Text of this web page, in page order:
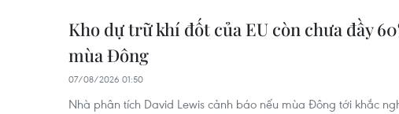
Kho dự trữ khí đốt của EU còn chưa đầy
mùa Đông
07/08/2026 01:50
Nhà phân tích David Lewis cảnh báo nếu mùa Đông tới khắc